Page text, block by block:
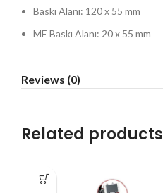
Baskı Alanı: 120 x 55 mm
ME Baskı Alanı: 20 x 55 mm
Reviews (0)
Related products